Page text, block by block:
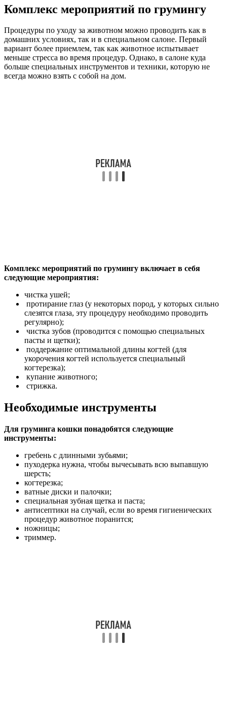
Комплекс мероприятий по грумингу
Процедуры по уходу за животном можно проводить как в
домашних условиях, так и в специальном салоне. Первый
вариант более приемлем, так как животное испытывает
меньше стресса во время процедур. Однако, в салоне куда
больше специальных инструментов и техники, которую не
всегда можно взять с собой на дом.
Комплекс мероприятий по грумингу включает в себя
следующие мероприятия:
чистка ушей;
протирание глаз (у некоторых пород, у которых сильно
слезятся глаза, эту процедуру необходимо проводить
регулярно);
чистка зубов (проводится с помощью специальных
пасты и щетки);
поддержание оптимальной длины когтей (для
укорочения когтей используется специальный
когтерезка);
купание животного;
стрижка.
Необходимые инструменты
Для груминга кошки понадобятся следующие
инструменты:
гребень с длинными зубьями;
пуходерка нужна, чтобы вычесывать всю выпавшую
шерсть;
когтерезка;
ватные диски и палочки;
специальная зубная щетка и паста;
антисептики на случай, если во время гигиенических
процедур животное поранится;
ножницы;
триммер.